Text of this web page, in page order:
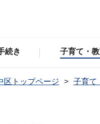
続き 子育て・
区トップページ 子育て